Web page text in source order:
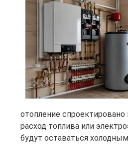
отопление
расход топлива или
будут оставаться